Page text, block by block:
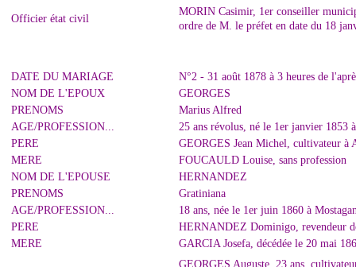
Officier état civil
MORIN Casimir, 1er conseiller
ordre de M. le préfet en date du 18
DATE DU MARIAGE
N°2 - 31 août 1878 à 3 heures de
NOM DE L'EPOUX
GEORGES
PRENOMS
Marius Alfred
AGE/PROFESSION...
25 ans révolus, né le 1er janvier 1853
PERE
GEORGES Jean Michel, cultivateur à
MERE
FOUCAULD Louise, sans profession
NOM DE L'EPOUSE
HERNANDEZ
PRENOMS
Gratiniana
AGE/PROFESSION...
18 ans, née le 1er juin 1860 à
PERE
HERNANDEZ Dominigo, revendeur
MERE
GARCIA Josefa, décédée le 20 mai
GEORGES Auguste, 23 ans,